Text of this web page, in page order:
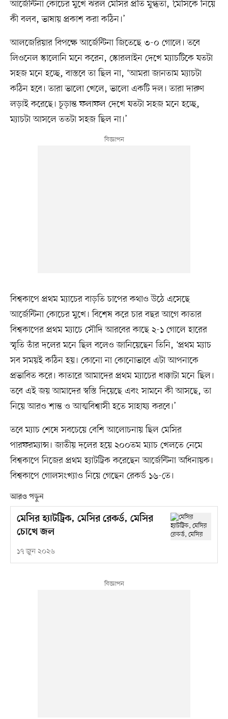
আর্জেন্টিনা কোচের মুখে ঝরল মেসির প্রতি মুগ্ধতা, ‘মেসিকে নিয়ে
কী বলব, ভাষায় প্রকাশ করা কঠিন।’
আলজেরিয়ার বিপক্ষে আর্জেন্টিনা জিতেছে ৩-০ গোলে। তবে
লিওনেল স্কালোনি মনে করেন, স্কোরলাইন দেখে ম্যাচটিকে যতটা
সহজ মনে হচ্ছে, বাস্তবে তা ছিল না, ‘আমরা জানতাম ম্যাচটা
কঠিন হবে। তারা ভালো খেলে, ভালো একটি দল। তারা দারুণ
লড়াই করেছে। চূড়ান্ত ফলাফল দেখে যতটা সহজ মনে হচ্ছে,
ম্যাচটা আসলে ততটা সহজ ছিল না।’
বিশ্বকাপে প্রথম ম্যাচের বাড়তি চাপের কথাও উঠে এসেছে
আর্জেন্টিনা কোচের মুখে। বিশেষ করে চার বছর আগে কাতার
বিশ্বকাপের প্রথম ম্যাচে সৌদি আরবের কাছে ২-১ গোলে হারের
স্মৃতি তাঁর দলের মনে ছিল বলেও জানিয়েছেন তিনি, ‘প্রথম ম্যাচ
সব সময়ই কঠিন হয়। কোনো না কোনোভাবে এটা আপনাকে
প্রভাবিত করে। কাতারে আমাদের প্রথম ম্যাচের ধাক্কাটা মনে ছিল।
তবে এই জয় আমাদের স্বস্তি দিয়েছে এবং সামনে কী আসছে, তা
নিয়ে আরও শান্ত ও আত্মবিশ্বাসী হতে সাহায্য করবে।’
তবে ম্যাচ শেষে সবচেয়ে বেশি আলোচনায় ছিল মেসির
পারফরম্যান্স। জাতীয় দলের হয়ে ২০০তম ম্যাচ খেলতে নেমে
বিশ্বকাপে নিজের প্রথম হ্যাটট্রিক করেছেন আর্জেন্টিনা অধিনায়ক।
বিশ্বকাপে গোলসংখ্যাও নিয়ে গেছেন রেকর্ড ১৬-তে।
আরও পড়ুন
মেসির হ্যাটট্রিক, মেসির রেকর্ড, মেসির
চোখে জল
১৭ জুন ২০২৬